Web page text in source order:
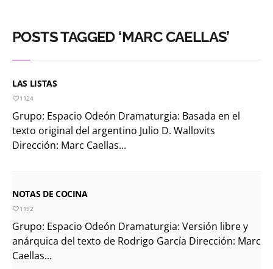
POSTS TAGGED ‘MARC CAELLAS’
LAS LISTAS
1124
Grupo: Espacio Odeón Dramaturgia: Basada en el
texto original del argentino Julio D. Wallovits
Dirección: Marc Caellas...
NOTAS DE COCINA
1192
Grupo: Espacio Odeón Dramaturgia: Versión libre y
anárquica del texto de Rodrigo García Dirección: Marc
Caellas...